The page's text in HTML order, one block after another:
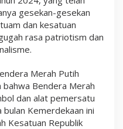
gesekan-gesekan
dan kesatuan
rasa patriotism dan
Merah Putih
bahwa Bendera Merah
dan alat pemersatu
Kemerdekaan ini
Kesatuan Republik